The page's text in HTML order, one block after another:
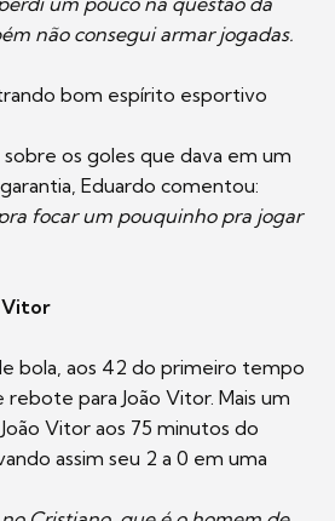
não consegui armar jogadas.
bom espírito esportivo
os goles que dava em um
Eduardo comentou:
focar um pouquinho pra jogar
Vitor
bola, aos 42 do primeiro tempo
para João Vitor. Mais um
Vitor aos 75 minutos do
assim seu 2 a 0 em uma